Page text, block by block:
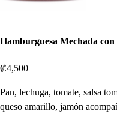
Hamburguesa Mechada con
₡4,500
Pan, lechuga, tomate, salsa
queso amarillo, jamón